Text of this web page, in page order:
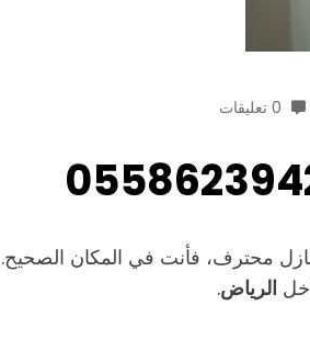
0 تعليقات
محترف، فأنت في المكان الصحيح.
الرياض.